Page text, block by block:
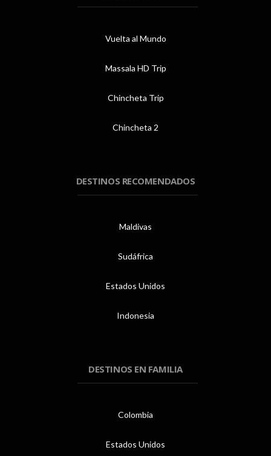
Vuelta al Mundo
Massala HD Trip
Chincheta Trip
Chincheta 2
DESTINOS RECOMENDADOS
Maldivas
Sudáfrica
Estados Unidos
Indonesia
DESTINOS EN FAMILIA
Colombia
Estados Unidos